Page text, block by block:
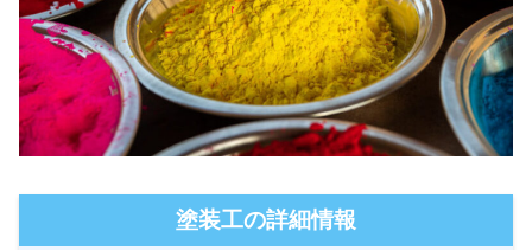
塗装工の詳細情報